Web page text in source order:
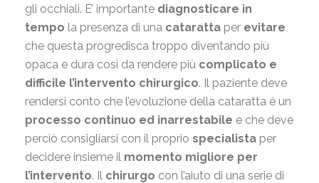
gli occhiali. E’ importante diagnosticare in
tempo la presenza di una cataratta per evitare
che questa progredisca troppo diventando più
opaca e dura così da rendere più complicato e
difficile l’intervento chirurgico. Il paziente deve
rendersi conto che l’evoluzione della cataratta è un
processo continuo ed inarrestabile e che deve
perciò consigliarsi con il proprio specialista per
decidere insieme il momento migliore per
l’intervento. Il chirurgo con l’aiuto di una serie di